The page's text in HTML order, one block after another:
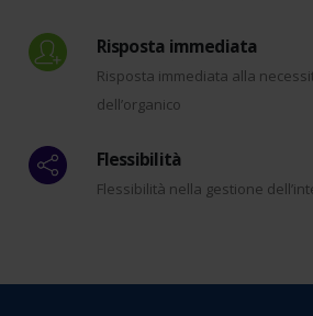
Risposta immediata
Risposta immediata alla
dell’organico
Flessibilità
Flessibilità nella gestione